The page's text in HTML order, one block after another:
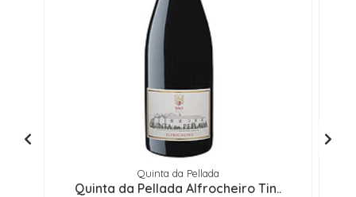
Quinta da Pellada
Quinta da Pellada Alfrocheiro Tin..